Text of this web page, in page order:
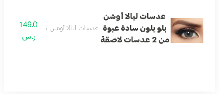
عدسات ليالا أوشن
بلو بلون سادة عبوة
من 2 عدسات لاصقة
عدسات ليالا أوشن بلو بلون سادة عبوة من 2
149.0
ر.س